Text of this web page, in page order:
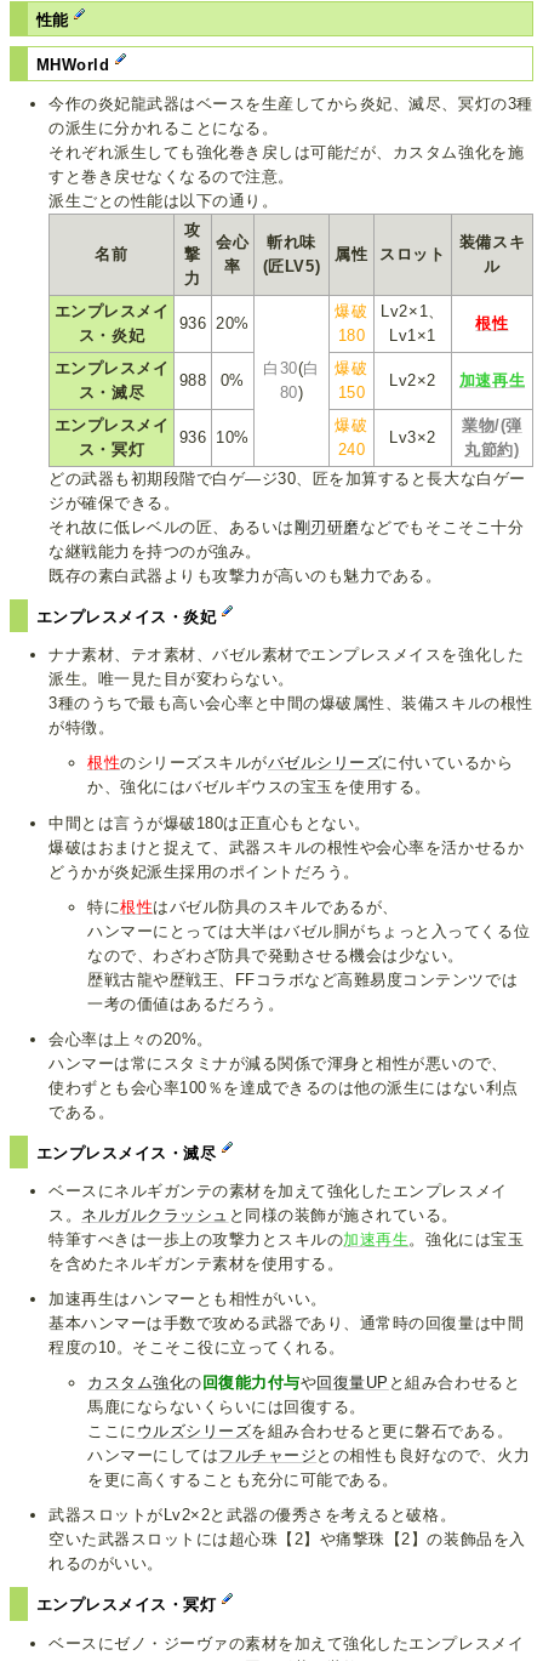
性能
MHWorld
今作の炎妃龍武器はベースを生産してから炎妃、滅尽、冥灯の3種
の派生に分かれることになる。
それぞれ派生しても強化巻き戻しは可能だが、カスタム強化を施
すと巻き戻せなくなるので注意。
派生ごとの性能は以下の通り。
名前
攻
撃
力
会心
率
斬れ味
(匠LV5)
属性 スロット
装備スキ
ル
エンプレスメイ
ス・炎妃
936 20%
白30(白
80)
爆破
180
Lv2×1、
Lv1×1
根性
エンプレスメイ
ス・滅尽
988 0%
爆破
150
Lv2×2 加速再生
エンプレスメイ
ス・冥灯
936 10%
爆破
240
Lv3×2
業物/(弾
丸節約)
どの武器も初期段階で白ゲ―ジ30、匠を加算すると長大な白ゲー
ジが確保できる。
それ故に低レベルの匠、あるいは 剛刃研磨などでもそこそこ十分
な継戦能力を持つのが強み。
既存の素白武器よりも攻撃力が高いのも魅力である。
エンプレスメイス・炎妃
ナナ素材、テオ素材、バゼル素材でエンプレスメイスを強化した
派生。唯一見た目が変わらない。
3種のうちで最も高い会心率と中間の爆破属性、装備スキルの根性
が特徴。
根性のシリーズスキルがバゼルシリーズに付いているから
か、強化にはバゼルギウスの宝玉を使用する。
中間とは言うが爆破180は正直心もとない。
爆破はおまけと捉えて、武器スキルの根性や会心率を活かせるか
どうかが炎妃派生採用のポイントだろう。
特に根性はバゼル防具のスキルであるが、
ハンマーにとっては大半はバゼル胴がちょっと入ってくる位
なので、わざわざ防具で発動させる機会は少ない。
歴戦古龍や歴戦王、FFコラボなど高難易度コンテンツでは
一考の価値はあるだろう。
会心率は上々の20%。
ハンマーは常にスタミナが減る関係で渾身と相性が悪いので、
使わずとも会心率100％を達成できるのは他の派生にはない利点
である。
エンプレスメイス・滅尽
ベースにネルギガンテの素材を加えて強化したエンプレスメイ
ス。 ネルガルクラッシュ と同様の装飾が施されている。
特筆すべきは一歩上の攻撃力とスキルの加速再生。強化には宝玉
を含めたネルギガンテ素材を使用する。
加速再生はハンマーとも相性がいい。
基本ハンマーは手数で攻める武器であり、通常時の回復量は中間
程度の10。そこそこ役に立ってくれる。
カスタム強化の 回復能力付与や回復量UP と組み合わせると
馬鹿にならないくらいには回復する。
ここに ウルズシリーズを組み合わせると更に磐石である。
ハンマーにしてはフルチャージ との相性も良好なので、火力
を更に高くすることも充分に可能である。
武器スロットがLv2×2と武器の優秀さを考えると破格。
空いた武器スロットには超心珠【2】や痛撃珠【2】の装飾品を入
れるのがいい。
エンプレスメイス・冥灯
ベースにゼノ・ジーヴァの素材を加えて強化したエンプレスメイ